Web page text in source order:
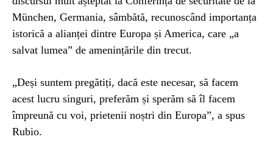
München, Germania, sâmbătă, recunoscând importanța
istorică a alianței dintre Europa și America, care „a
salvat lumea” de amenințările din trecut.
„Deși suntem pregătiți, dacă este necesar, să facem
acest lucru singuri, preferăm și sperăm să îl facem
împreună cu voi, prietenii noștri din Europa”, a spus
Rubio.